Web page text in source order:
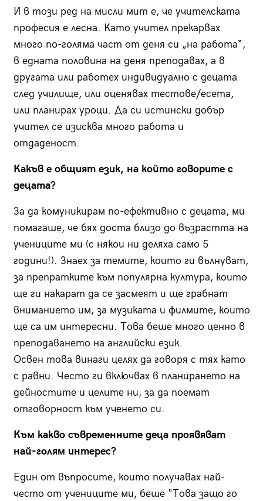
И в този ред на мисли мит е, че учителската
професия е лесна. Като учител прекарвах
много по-голяма част от деня си „на работа“,
в едната половина на деня преподавах, а в
другата или работех индивидуално с децата
след училище, или оценявах тестове/есета,
или планирах уроци. Да си истински добър
учител се изисква много работа и
отдаденост.
Какъв е общият език, на който говорите с
децата?
За да комуникирам по-ефективно с децата, ми
помагаше, че бях доста близо до възрастта на
учениците ми (с някои ни деляха само 5
години!). Знаех за темите, които ги вълнуват,
за препратките към популярна култура, които
ще ги накарат да се засмеят и ще грабнат
вниманието им, за музиката и филмите, които
ще са им интересни. Това беше много ценно в
преподаването на английски език.
Освен това винаги целях да говоря с тях като
с равни. Често ги включвах в планирането на
дейностите и целите ни, за да поемат
отговорност към ученето си.
Към какво съвременните деца проявяват
най-голям интерес?
Един от въпросите, които получавах най-
често от учениците ми, беше "Това защо го